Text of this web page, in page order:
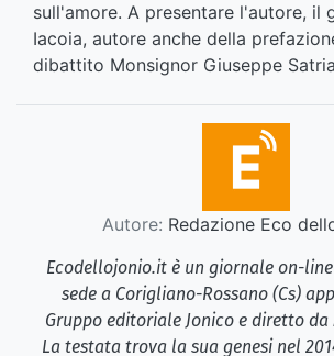
sull'amore. A presentare l'autore, il
Iacoia, autore anche della
dibattito Monsignor Giuseppe
Autore: Redazione Eco
Ecodellojonio.it è un giornale on-
sede a Corigliano-Rossano (Cs)
Gruppo editoriale Jonico e diretto da
La testata trova la sua genesi nel